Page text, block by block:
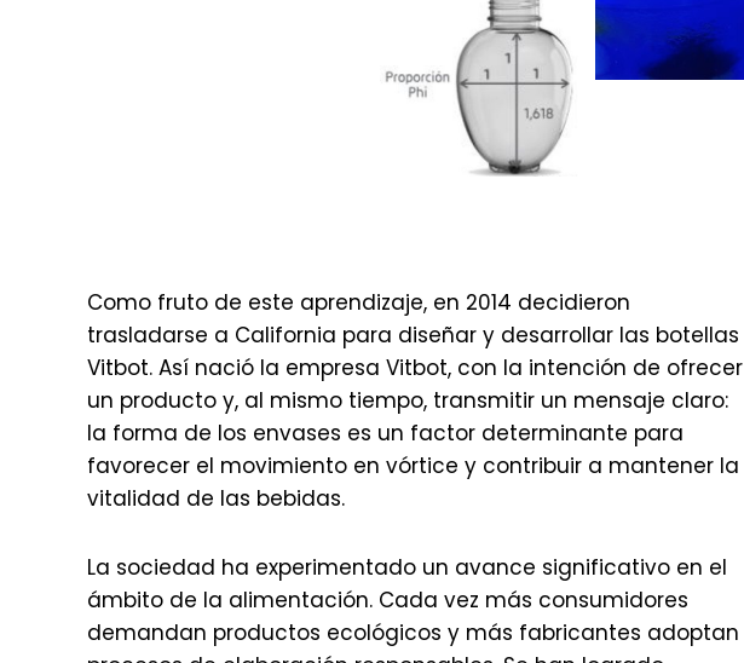
Como fruto de este aprendizaje, en 2014 decidieron
trasladarse a California para diseñar y desarrollar las botellas
Vitbot. Así nació la empresa Vitbot, con la intención de ofrecer
un producto y, al mismo tiempo, transmitir un mensaje claro:
la forma de los envases es un factor determinante para
favorecer el movimiento en vórtice y contribuir a mantener la
vitalidad de las bebidas.
La sociedad ha experimentado un avance significativo en el
ámbito de la alimentación. Cada vez más consumidores
demandan productos ecológicos y más fabricantes adoptan